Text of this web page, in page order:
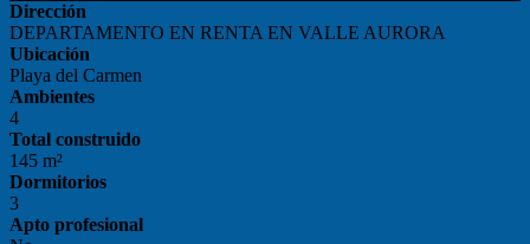
Dirección
DEPARTAMENTO EN RENTA EN VALLE AURORA
Ubicación
Playa del Carmen
Ambientes
4
Total construido
145 m²
Dormitorios
3
Apto profesional